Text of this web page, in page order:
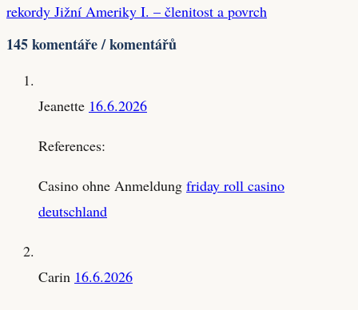
rekordy Jižní Ameriky I. – členitost a povrch
145 komentáře / komentářů
Jeanette 16.6.2026
References:
Casino ohne Anmeldung friday roll casino
deutschland
Carin 16.6.2026